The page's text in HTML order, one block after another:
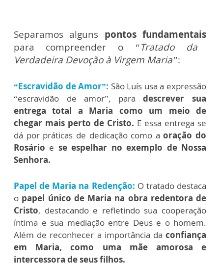
Separamos alguns pontos fundamentais
para compreender o “Tratado da
Verdadeira Devoção à Virgem Maria”:
“Escravidão de Amor”: São Luís usa a expressão
“escravidão de amor”, paradescrever sua
entrega total a Maria como um meio de
chegar mais perto de Cristo. E essa entrega se
dá por práticas de dedicação como aoração do
Rosário e se espelhar no exemplo de Nossa
Senhora.
Papel de Maria na Redenção: O tratado destaca
o papel único de Maria na obra redentora de
Cristo, destacando e refletindo sua cooperação
íntima e sua mediação entre Deus e o homem.
Além de reconhecer a importância da confiança
em Maria, como uma mãe amorosa e
intercessora de seus filhos.